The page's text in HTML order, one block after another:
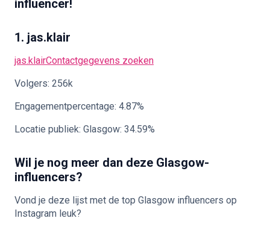
influencer!
1. jas.klair
jas.klairContactgegevens zoeken
Volgers: 256k
Engagementpercentage: 4.87%
Locatie publiek: Glasgow: 34.59%
Wil je nog meer dan deze Glasgow-
influencers?
Vond je deze lijst met de top Glasgow influencers op
Instagram leuk?